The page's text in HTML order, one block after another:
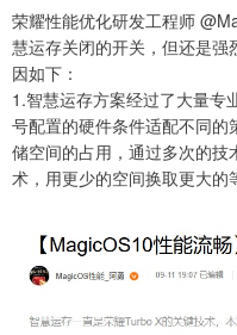
荣耀性能优化研发工程师
慧运存关闭的开关，但还是
因如下：
1.智慧运存方案经过了大量专
号配置的硬件条件适配不同
储空间的占用，通过多次的
术，用更少的空间换取更大的